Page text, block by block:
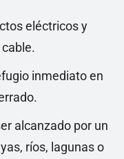
eléctricos y
inmediato en
alcanzado por un
ríos, lagunas o